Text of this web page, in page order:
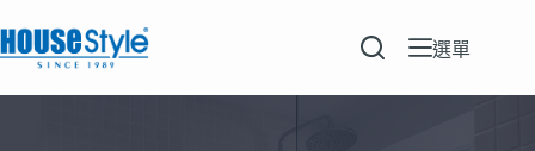
至
要
選單